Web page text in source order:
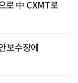
로 中 CXMT로
보수장에